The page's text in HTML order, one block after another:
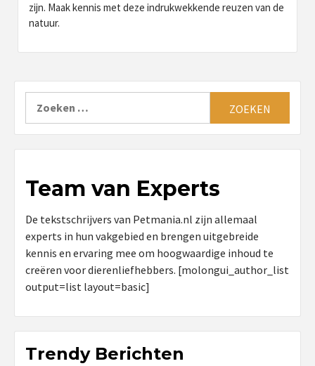
zijn. Maak kennis met deze indrukwekkende reuzen van de
natuur.
Team van Experts
De tekstschrijvers van Petmania.nl zijn allemaal
experts in hun vakgebied en brengen uitgebreide
kennis en ervaring mee om hoogwaardige inhoud te
creëren voor dierenliefhebbers. [molongui_author_list
output=list layout=basic]
Trendy Berichten